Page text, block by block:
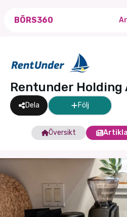
BÖRS360
Rentunder Holding
Dela Följ
Översikt